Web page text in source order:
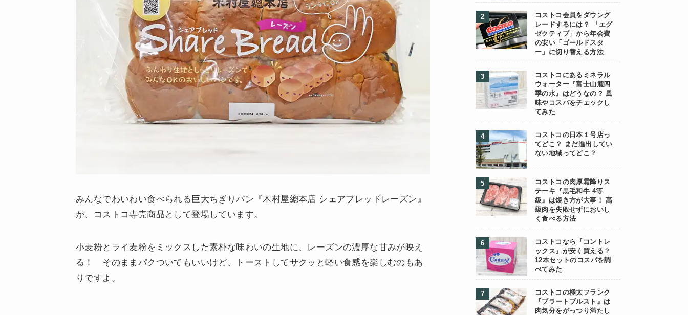
みんなでわいわい食べられる巨大ちぎりパン『木村屋總本店 シェアブレッドレーズン』
が、コストコ専売商品として登場しています。
小麦粉とライ麦粉をミックスした素朴な味わいの生地に、レーズンの濃厚な甘みが映え
る！ そのままパクついてもいいけど、トーストしてサクッと軽い食感を楽しむのもあ
りですよ。
コストコ会員をダウング
レードするには？ 「エグ
ゼクティブ」から年会費
の安い「ゴールドスタ
ー」に切り替える方法
コストコにあるミネラル
ウォーター『富士山麓四
季の水』はどうなの？ 風
味やコスパをチェックし
てみた
コストコの日本１号店っ
てどこ？ まだ進出してい
ない地域ってどこ？
コストコの肉厚霜降りス
テーキ『黒毛和牛 4等
級』は焼き方が大事！ 高
級肉を失敗せずにおいし
く食べる方法
コストコなら『コントレ
ックス』が安く買える？
12本セットのコスパを調
べてみた
コストコの極太フランク
『ブラートブルスト』は
肉気分をがっつり満たし